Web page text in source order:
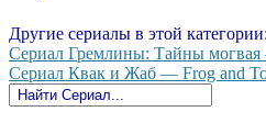
Другие сериалы в этой категории:
Сериал Гремлины: Тайны могвая
Сериал Квак и Жаб — Frog and